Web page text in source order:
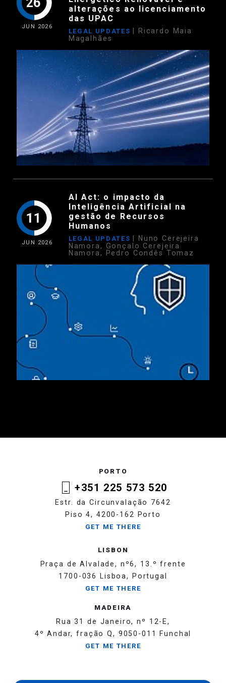
JUN 2026
alterações ao licenciamento
das UPAC
LEGAL UPDATES
| Ricardo Maia
Magalhães
11
JUN 2026
AI Act: o impacto da
Inteligência Artificial na
gestão de Recursos
Humanos
LEGAL UPDATES | Nuno Cerejeira
Namora, Gonçalo Cerejeira
Namora, Pedro Condês Tomaz
PORTO
+351 225 573 520
Estr. da Circunvalação 7642
Piso 4, 4200-162 Porto
GET ME THERE
LISBON
Praça de Alvalade, nº6, 13.º frente
1700-036 Lisboa, Portugal
GET ME THERE
MADEIRA
Rua 31 de Janeiro, nº 12-E,
4º Andar, fração Q, 9050-011 Funchal
GET ME THERE